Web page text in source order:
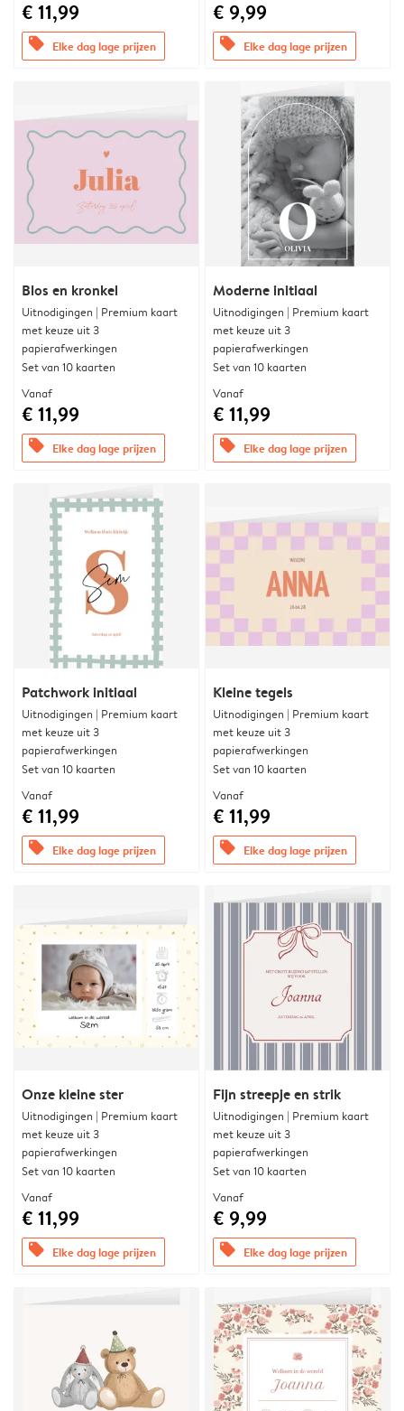
€ 11,99
offers Elke dag lage prijzen
€ 9,99
offers Elke dag lage prijzen
Blos en kronkel
Uitnodigingen | Premium kaart
met keuze uit 3
papierafwerkingen
Set van 10 kaarten
Vanaf
€ 11,99
offers Elke dag lage prijzen
Moderne initiaal
Uitnodigingen | Premium kaart
met keuze uit 3
papierafwerkingen
Set van 10 kaarten
Vanaf
€ 11,99
offers Elke dag lage prijzen
Patchwork initiaal
Uitnodigingen | Premium kaart
met keuze uit 3
papierafwerkingen
Set van 10 kaarten
Vanaf
€ 11,99
offers Elke dag lage prijzen
Kleine tegels
Uitnodigingen | Premium kaart
met keuze uit 3
papierafwerkingen
Set van 10 kaarten
Vanaf
€ 11,99
offers Elke dag lage prijzen
Onze kleine ster
Uitnodigingen | Premium kaart
met keuze uit 3
papierafwerkingen
Set van 10 kaarten
Vanaf
€ 11,99
offers Elke dag lage prijzen
Fijn streepje en strik
Uitnodigingen | Premium kaart
met keuze uit 3
papierafwerkingen
Set van 10 kaarten
Vanaf
€ 9,99
offers Elke dag lage prijzen